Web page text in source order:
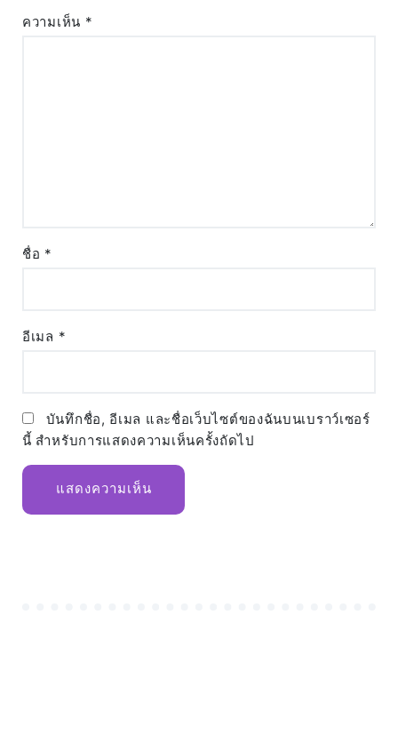
ความเห็น *
ชื่อ *
อีเมล *
บันทึกชื่อ, อีเมล และชื่อเว็บไซต์ของฉันบนเบราว์เซอร์
นี้ สำหรับการแสดงความเห็นครั้งถัดไป